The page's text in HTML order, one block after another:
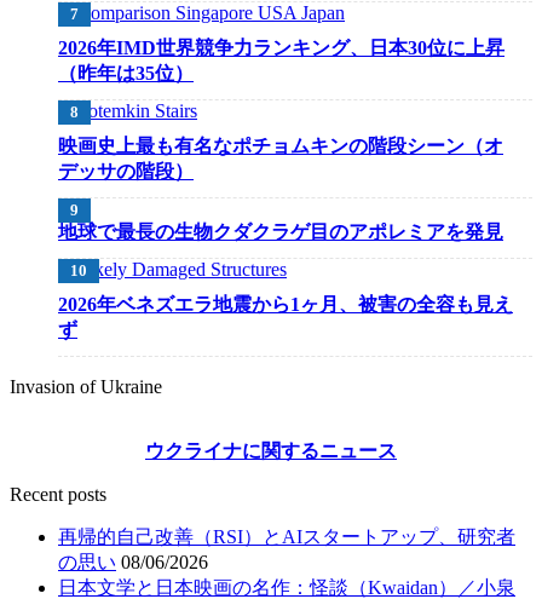
2026年IMD世界競争力ランキング、日本30位に上昇
（昨年は35位）
映画史上最も有名なポチョムキンの階段シーン（オ
デッサの階段）
地球で最長の生物クダクラゲ目のアポレミアを発見
2026年ベネズエラ地震から1ヶ月、被害の全容も見え
ず
Invasion of Ukraine
ウクライナに関するニュース
Recent posts
再帰的自己改善（RSI）とAIスタートアップ、研究者
の思い 08/06/2026
日本文学と日本映画の名作：怪談（Kwaidan）／小泉